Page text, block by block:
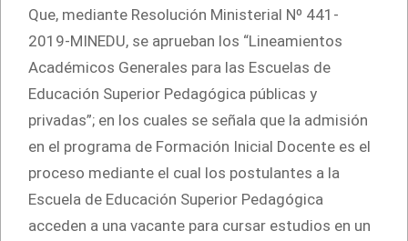
Que, mediante Resolución Ministerial Nº 441-
2019-MINEDU, se aprueban los “Lineamientos
Académicos Generales para las Escuelas de
Educación Superior Pedagógica públicas y
privadas”; en los cuales se señala que la admisión
en el programa de Formación Inicial Docente es el
proceso mediante el cual los postulantes a la
Escuela de Educación Superior Pedagógica
acceden a una vacante para cursar estudios en un